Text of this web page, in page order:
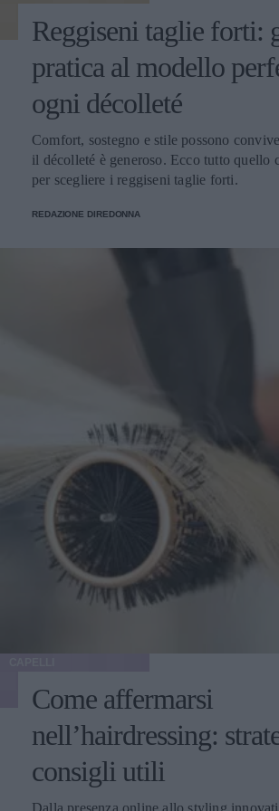
Reggiseni taglie forti:
pratica al modello
ogni décolleté
Comfort, sostegno e stile possono
il décolleté è generoso. Ecco tutto quello
per scegliere i reggiseni taglie forti.
REDAZIONE DIREDONNA
Come affermarsi
nell’hairdressing:
consigli utili
Dalla presenza online allo styling